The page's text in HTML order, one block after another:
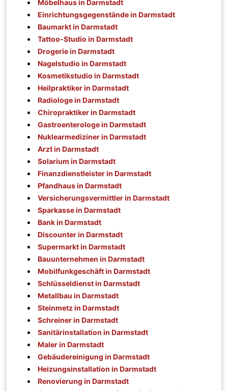
Möbelhaus in Darmstadt
Einrichtungsgegenstände in Darmstadt
Baumarkt in Darmstadt
Tattoo-Studio in Darmstadt
Drogerie in Darmstadt
Nagelstudio in Darmstadt
Kosmetikstudio in Darmstadt
Heilpraktiker in Darmstadt
Radiologe in Darmstadt
Chiropraktiker in Darmstadt
Gastroenterologe in Darmstadt
Nuklearmediziner in Darmstadt
Arzt in Darmstadt
Solarium in Darmstadt
Finanzdienstleister in Darmstadt
Pfandhaus in Darmstadt
Versicherungsvermittler in Darmstadt
Sparkasse in Darmstadt
Bank in Darmstadt
Discounter in Darmstadt
Supermarkt in Darmstadt
Bauunternehmen in Darmstadt
Mobilfunkgeschäft in Darmstadt
Schlüsseldienst in Darmstadt
Metallbau in Darmstadt
Steinmetz in Darmstadt
Schreiner in Darmstadt
Sanitärinstallation in Darmstadt
Maler in Darmstadt
Gebäudereinigung in Darmstadt
Heizungsinstallation in Darmstadt
Renovierung in Darmstadt